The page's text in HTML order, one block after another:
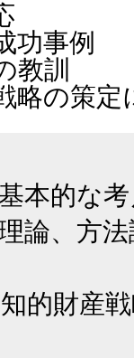
功事例
教訓
略の策定
本的な
論、方
的財産